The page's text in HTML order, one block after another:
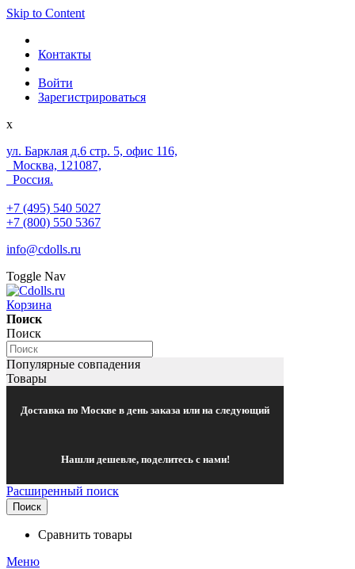
Skip to Content
Контакты
Войти
Зарегистрироваться
x
ул. Барклая д.6 стр. 5, офис 116,
Москва, 121087,
Россия.
+7 (495) 540 5027
+7 (800) 550 5367
info@cdolls.ru
Toggle Nav
Корзина
Поиск
Поиск
Популярные совпадения
Товары
Доставка по Москве в день заказа или на следующий
Нашли дешевле, поделитесь с нами!
Расширенный поиск
Поиск
Сравнить товары
Меню